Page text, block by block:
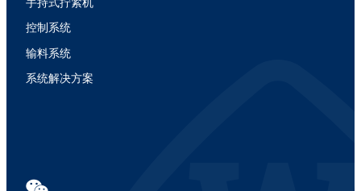
手持式拧紧机
控制系统
输料系统
系统解决方案